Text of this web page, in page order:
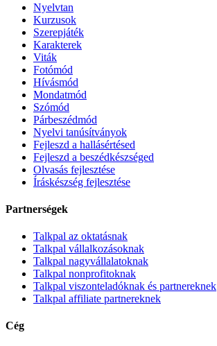
Nyelvtan
Kurzusok
Szerepjáték
Karakterek
Viták
Fotómód
Hívásmód
Mondatmód
Szómód
Párbeszédmód
Nyelvi tanúsítványok
Fejleszd a hallásértésed
Fejleszd a beszédkészséged
Olvasás fejlesztése
Íráskészség fejlesztése
Partnerségek
Talkpal az oktatásnak
Talkpal vállalkozásoknak
Talkpal nagyvállalatoknak
Talkpal nonprofitoknak
Talkpal viszonteladóknak és partnereknek
Talkpal affiliate partnereknek
Cég